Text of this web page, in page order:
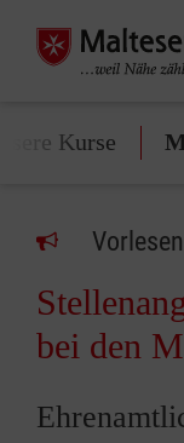
Kurse
Vorlesen
bei den